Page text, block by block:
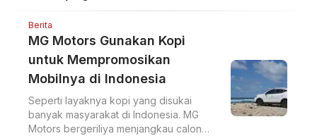
Berita
MG Motors Gunakan Kopi
untuk Mempromosikan
Mobilnya di Indonesia
Seperti layaknya kopi yang disukai
banyak masyarakat di Indonesia. MG
Motors bergeriliya menjangkau calon